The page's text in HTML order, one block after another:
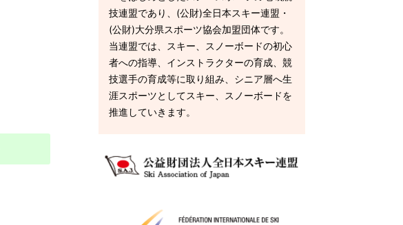
技連盟であり、(公財)全日本スキー連盟・
(公財)大分県スポーツ協会加盟団体です。
当連盟では、スキー、スノーボードの初心
者への指導、インストラクターの育成、競
技選手の育成等に取り組み、シニア層へ生
涯スポーツとしてスキー、スノーボードを
推進していきます。